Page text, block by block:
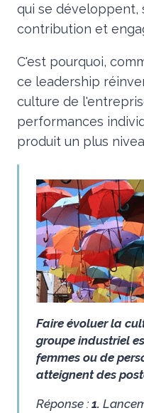
qui se développent,
contribution et
C'est pourquoi,
ce leadership
culture de
performances
produit un plus
Faire évoluer la
groupe industriel
femmes ou de
atteignent des
Réponse : 1.